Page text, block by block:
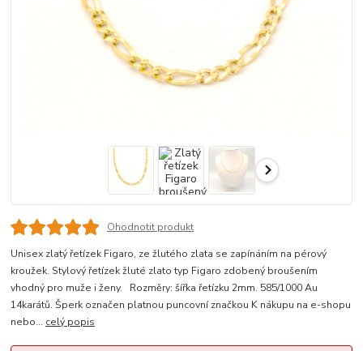
Ohodnotit produkt
Unisex zlatý řetízek Figaro, ze žlutého zlata se zapínáním na pérový
kroužek. Stylový řetízek žluté zlato typ Figaro zdobený broušením
vhodný pro muže i ženy. Rozměry: šířka řetízku 2mm. 585/1000 Au
14karátů. Šperk označen platnou puncovní značkou K nákupu na e-shopu
nebo... celý popis